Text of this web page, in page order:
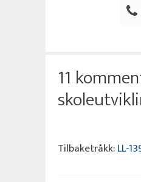
11
Tilbaketråkk:LL-